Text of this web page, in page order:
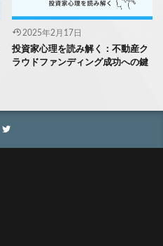
2025年2月17日
投資家心理を読み解く：不動産ク
ラウドファンディング成功への鍵